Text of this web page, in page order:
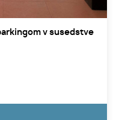
v susedstve